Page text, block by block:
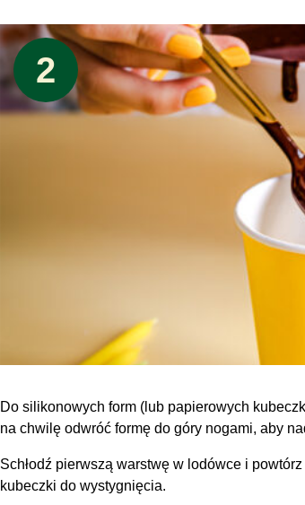
2
Do silikonowych form (lub papierowych
na chwilę odwróć formę do góry nogami, aby
Schłodź pierwszą warstwę w lodówce i
kubeczki do wystygnięcia.